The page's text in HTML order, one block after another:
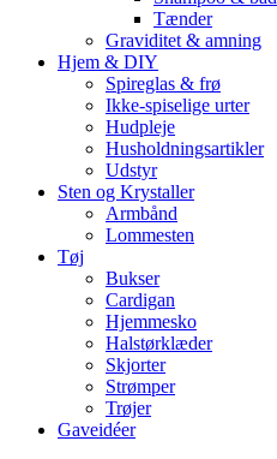
Tænder
Graviditet & amning
Hjem & DIY
Spireglas & frø
Ikke-spiselige urter
Hudpleje
Husholdningsartikler
Udstyr
Sten og Krystaller
Armbånd
Lommesten
Tøj
Bukser
Cardigan
Hjemmesko
Halstørklæder
Skjorter
Strømper
Trøjer
Gaveidéer